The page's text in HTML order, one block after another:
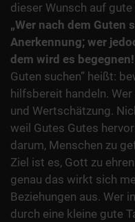
dieser Wunsch auf
„Wer nach dem Guten
Anerkennung; wer
dem wird es
Guten suchen” heißt:
hilfsbereit handeln.
und Wertschätzung.
weil Gutes Gutes
darum, Menschen zu
Ziel ist es, Gott zu
genau das wirkt sich
Beziehungen aus. Wer
durch eine kleine gute